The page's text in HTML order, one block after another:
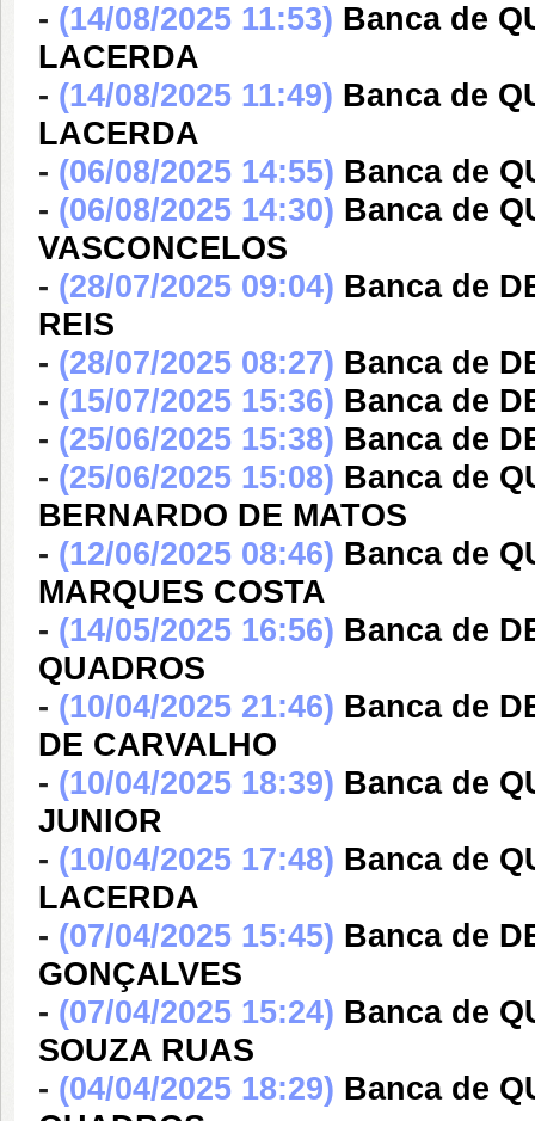
- (14/08/2025 11:53) Banca de
LACERDA
- (14/08/2025 11:49) Banca de
LACERDA
- (06/08/2025 14:55) Banca de
- (06/08/2025 14:30) Banca de
VASCONCELOS
- (28/07/2025 09:04) Banca de
REIS
- (28/07/2025 08:27) Banca de
- (15/07/2025 15:36) Banca de
- (25/06/2025 15:38) Banca de
- (25/06/2025 15:08) Banca de
BERNARDO DE MATOS
- (12/06/2025 08:46) Banca de
MARQUES COSTA
- (14/05/2025 16:56) Banca de
QUADROS
- (10/04/2025 21:46) Banca de
DE CARVALHO
- (10/04/2025 18:39) Banca de
JUNIOR
- (10/04/2025 17:48) Banca de
LACERDA
- (07/04/2025 15:45) Banca de
GONÇALVES
- (07/04/2025 15:24) Banca de
SOUZA RUAS
- (04/04/2025 18:29) Banca de